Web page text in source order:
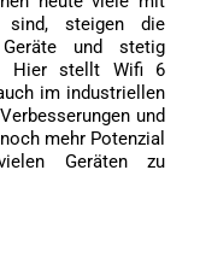
sind, steigen die
und stetig
Hier stellt Wifi 6
im industriellen
und
mehr Potenzial
Geräten zu